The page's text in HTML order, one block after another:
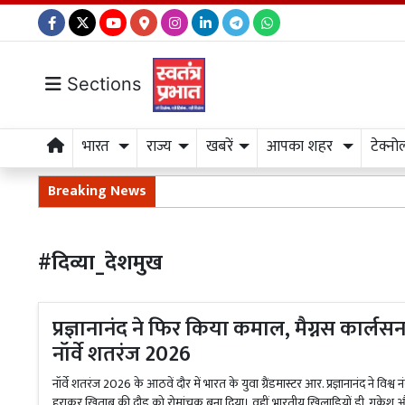
Sections
भारत राज्य खबरें आपका शहर
Breaking News
#दिव्या_देशमुख
प्रज्ञानानंद ने फिर किया कमाल, मैग्नस
नॉर्वे शतरंज 2026
नॉर्वे शतरंज 2026 के आठवें दौर में भारत के युवा ग्रैंडमास्टर आर. प्रज्ञानानंद ने